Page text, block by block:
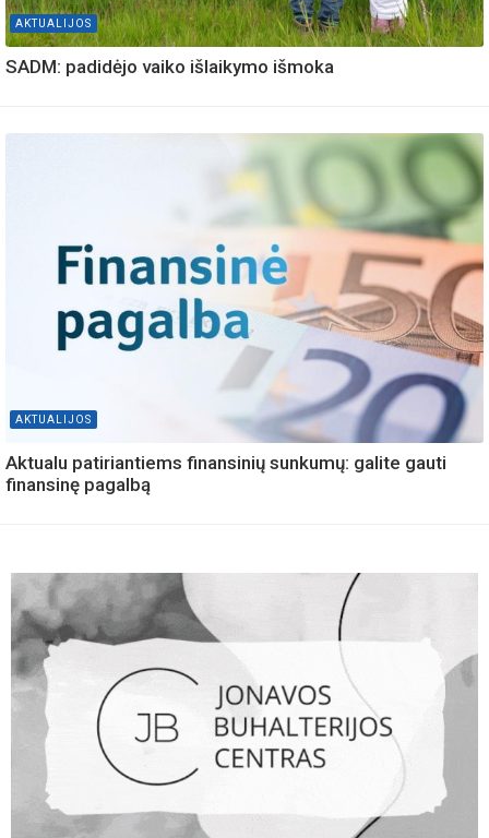
AKTUALIJOS
SADM: padidėjo vaiko išlaikymo išmoka
AKTUALIJOS
Aktualu patiriantiems finansinių sunkumų: galite gauti
finansinę pagalbą